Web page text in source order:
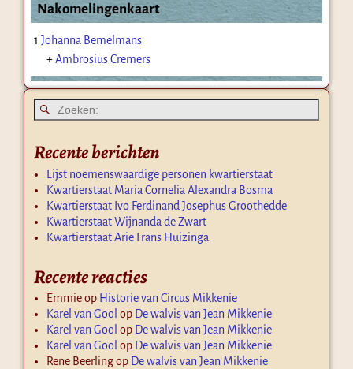
Nakomelingenkaart
1 Johanna Bemelmans
+Ambrosius Cremers
Recente berichten
Lijst noemenswaardige personen kwartierstaat
Kwartierstaat Maria Cornelia Alexandra Bosma
Kwartierstaat Ivo Ferdinand Josephus Groothedde
Kwartierstaat Wijnanda de Zwart
Kwartierstaat Arie Frans Huizinga
Recente reacties
Emmieop Historie van Circus Mikkenie
Karel van Gool op De walvis van Jean Mikkenie
Karel van Gool op De walvis van Jean Mikkenie
Karel van Gool op De walvis van Jean Mikkenie
Rene Beerlingop De walvis van Jean Mikkenie